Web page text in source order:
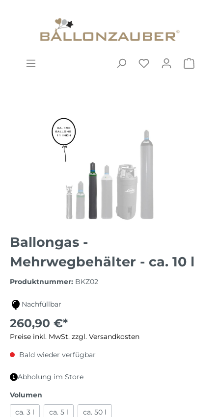
Ballongas -
Mehrwegbehälter - ca. 10 l
Produktnummer: BKZ02
Nachfüllbar
260,90 €*
Preise inkl. MwSt. zzgl. Versandkosten
Bald wieder verfügbar
Abholung im Store
Volumen
ca. 3 l
ca. 5 l ca. 50 l